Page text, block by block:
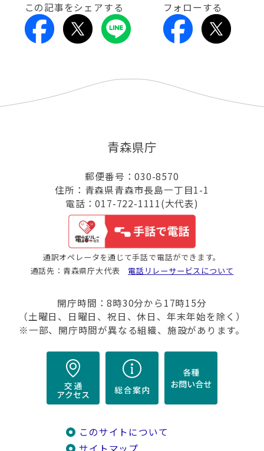
この記事をシェアする フォローする
青森県庁
郵便番号：030-8570
住所：青森県青森市長島一丁目1-1
電話：017-722-1111(大代表)
通訳オペレータを通じて手話で電話ができます。
通話先：青森県庁大代表 電話リレーサービスについて
開庁時間：8時30分から17時15分
（土曜日、日曜日、祝日、休日、年末年始を除く）
※一部、開庁時間が異なる組織、施設があります。
このサイトについて